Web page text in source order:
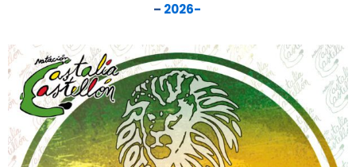
– 2026-